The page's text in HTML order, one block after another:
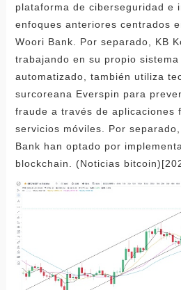
plataforma de ciberseguridad e
enfoques anteriores centrados
Woori Bank. Por separado, KB
trabajando en su propio
automatizado, también utiliza
surcoreana Everspin para
fraude a través de aplicaciones
servicios móviles. Por
Bank han optado por
blockchain. (Noticias